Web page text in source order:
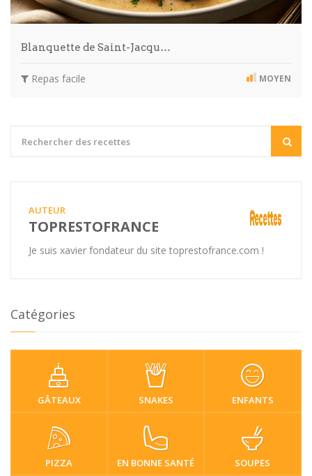
Blanquette de Saint-Jacqu…
Repas facile MOYEN
AUTEUR
TOPRESTOFRANCE
Je suis xavier fondateur du site toprestofrance.com !
Catégories
GÂTEAUX SNAKES ENFANTS
PIZZA EN BONNE SANTÉ SOUPES